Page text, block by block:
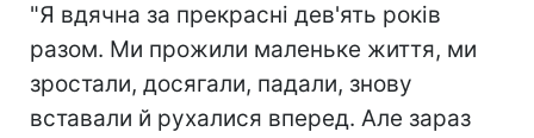
"Я вдячна за прекрасні дев'ять років
разом. Ми прожили маленьке життя, ми
зростали, досягали, падали, знову
вставали й рухалися вперед. Але зараз